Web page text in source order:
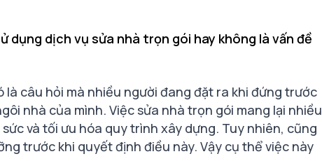
dụng dịch vụ sửa nhà trọn gói hay không là vấn đề
là câu hỏi mà nhiều người đang đặt ra khi đứng trước
nhà của mình. Việc sửa nhà trọn gói mang lại nhiều
và tối ưu hóa quy trình xây dựng. Tuy nhiên, cũng
trước khi quyết định điều này. Vậy cụ thể việc này